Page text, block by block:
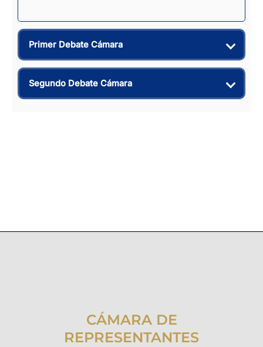
Primer Debate Cámara
Segundo Debate Cámara
CÁMARA DE
REPRESENTANTES